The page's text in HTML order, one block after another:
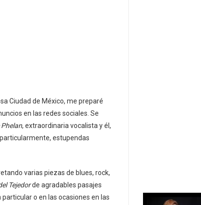
Ciudad de México, me preparé
en las redes sociales. Se
, extraordinaria vocalista y él,
estupendas
varias piezas de blues, rock,
Tejedorde agradables pasajes
o en las ocasiones en las